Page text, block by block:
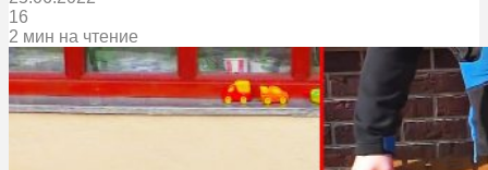
16
2 мин на чтение